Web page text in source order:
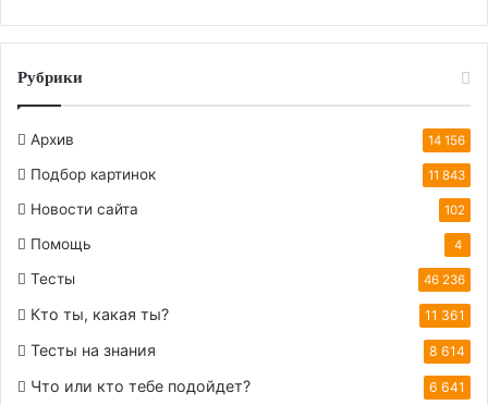
Рубрики
Архив 14 156
Подбор картинок 11 843
Новости сайта 102
Помощь 4
Тесты 46 236
Кто ты, какая ты? 11 361
Тесты на знания 8 614
Что или кто тебе подойдет? 6 641